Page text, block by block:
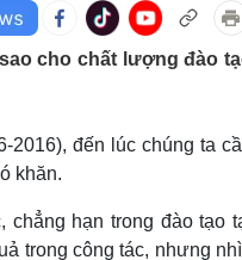
Xe máy
Du
cho chất lượng đào
2016), đến lúc chúng ta
khăn.
hạn trong đào tạo
trong công tác, nhưng